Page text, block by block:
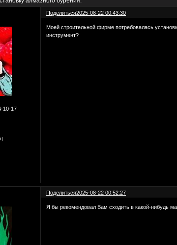
Поделиться2025-08-22 00:43:30
10-17
Моей строительной фирме потребовалась
инструмент?
Поделиться2025-08-22 00:52:27
Я бы рекомендовал Вам сходить в какой-нибудь